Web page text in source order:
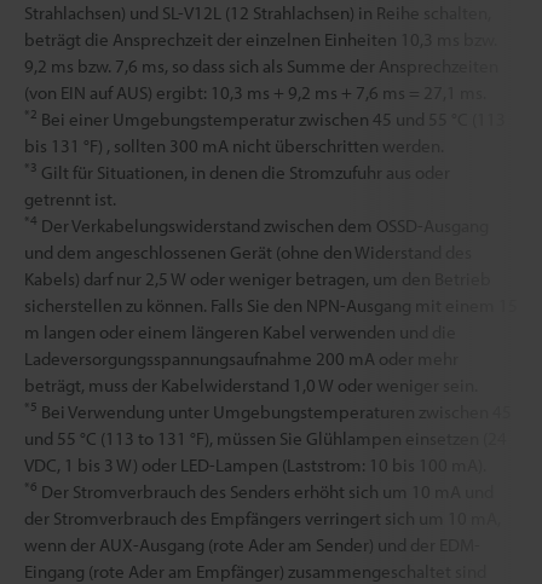
Strahlachsen) und SL-V12L (12 Strahlachsen) in Reihe schalten,
beträgt die Ansprechzeit der einzelnen Einheiten 10,3 ms bzw.
9,2 ms bzw. 7,6 ms, so dass sich als Summe der Ansprechzeiten
(von EIN auf AUS) ergibt: 10,3 ms + 9,2 ms + 7,6 ms = 27,1 ms.
*2 Bei einer Umgebungstemperatur zwischen 45 und 55 °C (113
bis 131 °F) , sollten 300 mA nicht überschritten werden.
*3 Gilt für Situationen, in denen die Stromzufuhr aus oder
getrennt ist.
*4 Der Verkabelungswiderstand zwischen dem OSSD-Ausgang
und dem angeschlossenen Gerät (ohne den Widerstand des
Kabels) darf nur 2,5 W oder weniger betragen, um den Betrieb
sicherstellen zu können. Falls Sie den NPN-Ausgang mit einem 15
m langen oder einem längeren Kabel verwenden und die
Ladeversorgungsspannungsaufnahme 200 mA oder mehr
beträgt, muss der Kabelwiderstand 1,0 W oder weniger sein.
*5 Bei Verwendung unter Umgebungstemperaturen zwischen 45
und 55 °C (113 to 131 °F), müssen Sie Glühlampen einsetzen (24
VDC, 1 bis 3 W) oder LED-Lampen (Laststrom: 10 bis 100 mA).
*6 Der Stromverbrauch des Senders erhöht sich um 10 mA und
der Stromverbrauch des Empfängers verringert sich um 10 mA,
wenn der AUX-Ausgang (rote Ader am Sender) und der EDM-
Eingang (rote Ader am Empfänger) zusammengeschaltet sind